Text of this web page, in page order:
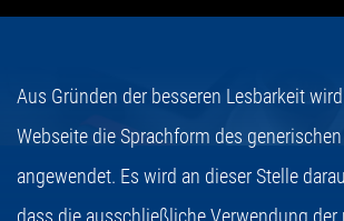
Aus Gründen der besseren Lesbarkeit
Webseite die Sprachform des
angewendet. Es wird an dieser Stelle
dass die ausschließliche Verwendung